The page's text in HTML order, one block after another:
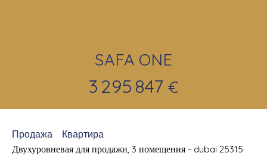
SAFA ONE
3 295 847 €
Продажа
Квартира
Двухуровневая для продажи, 3 помещения - dubai 25315